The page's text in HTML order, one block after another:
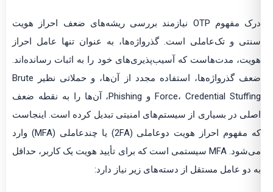
درک مفهوم OTP نیازمند بررسی ریشه‌های ضعف احراز هویت
سنتی و تک‌عاملی است. گذرواژه‌ها، به عنوان تنها عامل احراز
هویت، مدت‌هاست که آسیب‌پذیری‌های خود را به اثبات رسانده‌اند.
ضعف گذرواژه‌ها، استفاده مجدد از آن‌ها، و حملاتی نظیر Brute
Force، Credential Stuffing و Phishing، آن‌ها را به نقطه ضعف
اصلی در بسیاری از سیستم‌های امنیتی تبدیل کرده است. اینجاست
که مفهوم احراز هویت دوعاملی (2FA) یا چندعاملی (MFA) وارد
می‌شود. MFA سیستمی است که برای تأیید هویت یک کاربر، حداقل
به دو عامل مستقل از دسته‌های زیر نیاز دارد: